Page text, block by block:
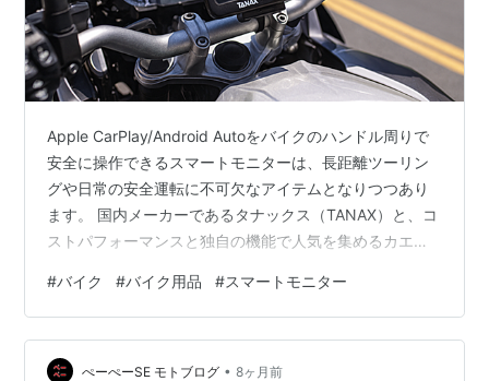
Apple CarPlay/Android Autoをバイクのハンドル周りで
安全に操作できるスマートモニターは、長距離ツーリン
グや日常の安全運転に不可欠なアイテムとなりつつあり
ます。 国内メーカーであるタナックス（TANAX）と、コ
ストパフォーマンスと独自の機能で人気を集めるカエデ
してユーザーの口コミに基づいて徹底的に比較します。
#バイク #バイク用品 #スマートモニター
ぺーぺーSE モトブログ • 8ヶ月前